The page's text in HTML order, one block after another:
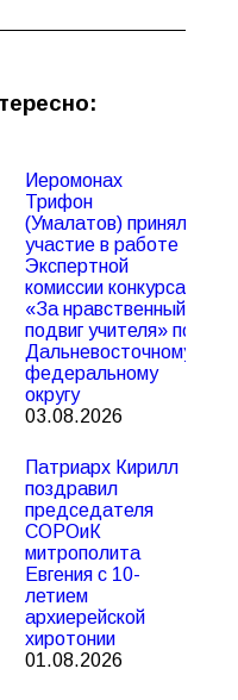
Иеромонах
Трифон
(Умалатов) принял
участие в работе
Экспертной
комиссии конкурса
«За нравственный
подвиг учителя» по
Дальневосточному
федеральному
округу
03.08.2026
Патриарх Кирилл
поздравил
председателя
СОРОиК
митрополита
Евгения с 10-
летием
архиерейской
хиротонии
01.08.2026